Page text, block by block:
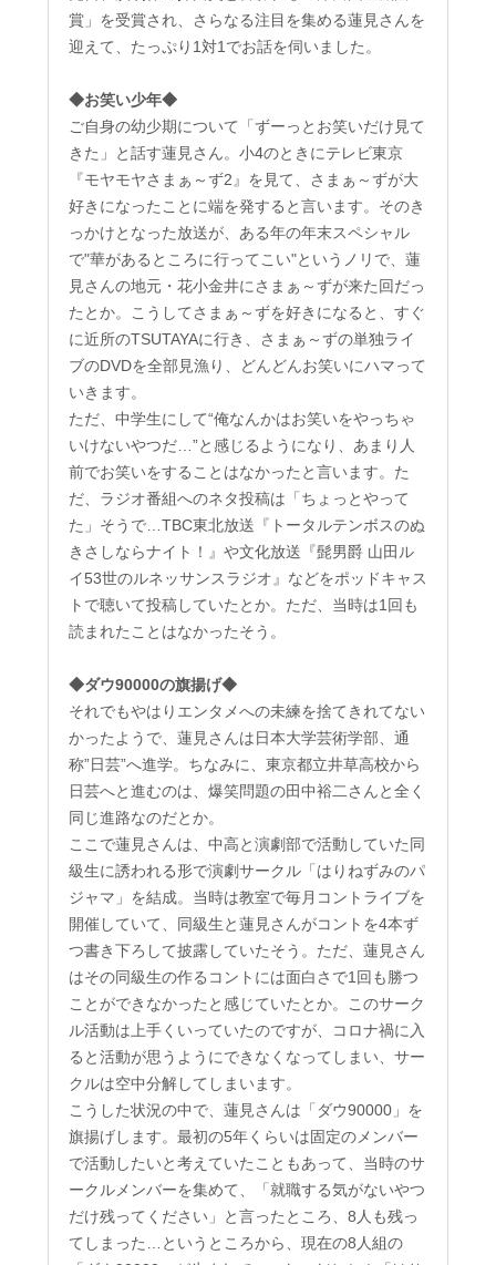
賞」を受賞され、さらなる注目を集める蓮見さんを
迎えて、たっぷり1対1でお話を伺いました。
◆お笑い少年◆
ご自身の幼少期について「ずーっとお笑いだけ見て
きた」と話す蓮見さん。小4のときにテレビ東京
『モヤモヤさまぁ～ず2』を見て、さまぁ～ずが大
好きになったことに端を発すると言います。そのき
っかけとなった放送が、ある年の年末スペシャル
で"華があるところに行ってこい"というノリで、蓮
見さんの地元・花小金井にさまぁ～ずが来た回だっ
たとか。こうしてさまぁ～ずを好きになると、すぐ
に近所のTSUTAYAに行き、さまぁ～ずの単独ライ
ブのDVDを全部見漁り、どんどんお笑いにハマって
いきます。
ただ、中学生にして“俺なんかはお笑いをやっちゃ
いけないやつだ…”と感じるようになり、あまり人
前でお笑いをすることはなかったと言います。た
だ、ラジオ番組へのネタ投稿は「ちょっとやって
た」そうで…TBC東北放送『トータルテンボスのぬ
きさしならナイト！』や文化放送『髭男爵 山田ル
イ53世のルネッサンスラジオ』などをポッドキャス
トで聴いて投稿していたとか。ただ、当時は1回も
読まれたことはなかったそう。
◆ダウ90000の旗揚げ◆
それでもやはりエンタメへの未練を捨てきれてない
かったようで、蓮見さんは日本大学芸術学部、通
称”日芸”へ進学。ちなみに、東京都立井草高校から
日芸へと進むのは、爆笑問題の田中裕二さんと全く
同じ進路なのだとか。
ここで蓮見さんは、中高と演劇部で活動していた同
級生に誘われる形で演劇サークル「はりねずみのパ
ジャマ」を結成。当時は教室で毎月コントライブを
開催していて、同級生と蓮見さんがコントを4本ず
つ書き下ろして披露していたそう。ただ、蓮見さん
はその同級生の作るコントには面白さで1回も勝つ
ことができなかったと感じていたとか。このサーク
ル活動は上手くいっていたのですが、コロナ禍に入
ると活動が思うようにできなくなってしまい、サー
クルは空中分解してしまいます。
こうした状況の中で、蓮見さんは「ダウ90000」を
旗揚げします。最初の5年くらいは固定のメンバー
で活動したいと考えていたこともあって、当時のサ
ークルメンバーを集めて、「就職する気がないやつ
だけ残ってください」と言ったところ、8人も残っ
てしまった…というところから、現在の8人組の